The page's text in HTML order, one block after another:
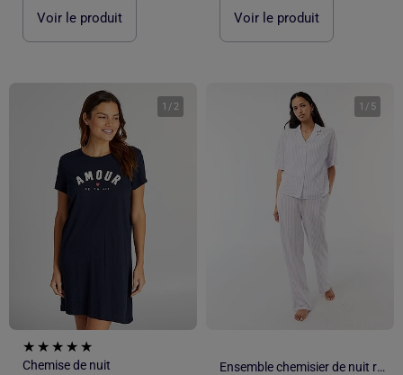
Voir le produit Voir le produit
1 / 2
Chemise de nuit
1 / 5
Ensemble chemisier de nuit rayé